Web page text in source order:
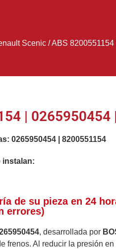
Scenic/ABS 8200551154
| 0265950454
0265950454 8200551154
instalan:
de su pieza en 24
errores)
, desarrollada por
frenos. Al reducir la presión